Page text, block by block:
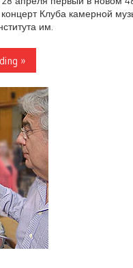
концерт Клуба камерной
им.
»